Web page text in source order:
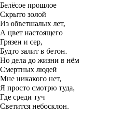
Белёсое прошлое
Скрыто золой
Из обветшалых лет,
А цвет настоящего
Грязен и сер,
Будто залит в бетон.
Но дела до жизни в нём
Смертных людей
Мне никакого нет,
Я просто смотрю туда,
Где среди туч
Светится небосклон.